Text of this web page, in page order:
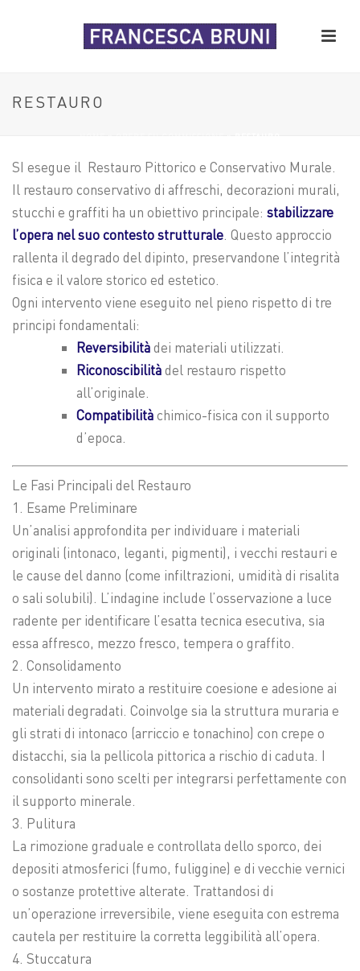
RESTAURO
SI esegue il Restauro Pittorico e Conservativo Murale.
Il restauro conservativo di affreschi, decorazioni murali,
stucchi e graffiti ha un obiettivo principale: stabilizzare
l’opera nel suo contesto strutturale . Questo approccio
rallenta il degrado del dipinto, preservandone l’integrità
fisica e il valore storico ed estetico.
Ogni intervento viene eseguito nel pieno rispetto di tre
principi fondamentali:
Reversibilitàdei materiali utilizzati.
Riconoscibilitàdel restauro rispetto
all’originale.
Compatibilitàchimico-fisica con il supporto
d’epoca.
Le Fasi Principali del Restauro
1. Esame Preliminare
Un’analisi approfondita per individuare i materiali
originali (intonaco, leganti, pigmenti), i vecchi restauri e
le cause del danno (come infiltrazioni, umidità di risalita
o sali solubili). L’indagine include l’osservazione a luce
radente per identificare l’esatta tecnica esecutiva, sia
essa affresco, mezzo fresco, tempera o graffito.
2. Consolidamento
Un intervento mirato a restituire coesione e adesione ai
materiali degradati. Coinvolge sia la struttura muraria e
gli strati di intonaco (arriccio e tonachino) con crepe o
distacchi, sia la pellicola pittorica a rischio di caduta. I
consolidanti sono scelti per integrarsi perfettamente con
il supporto minerale.
3. Pulitura
La rimozione graduale e controllata dello sporco, dei
depositi atmosferici (fumo, fuliggine) e di vecchie vernici
o sostanze protettive alterate. Trattandosi di
un’operazione irreversibile, viene eseguita con estrema
cautela per restituire la corretta leggibilità all’opera.
4. Stuccatura